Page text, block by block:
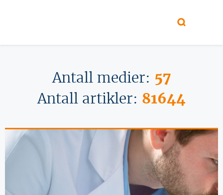
Antall medier: 57
Antall artikler: 81644